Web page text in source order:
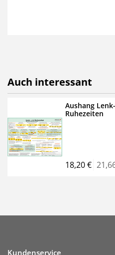
Auch interessant
Aushang
Ruhezeiten
18,20 €
Kundenservice